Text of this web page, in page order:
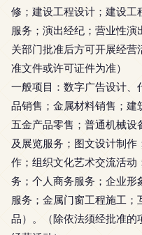
修；建设工程设计；建设
服务；演出经纪；营业性
关部门批准后方可开展经
准文件或许可证件为准）
一般项目：数字广告设计
品销售；金属材料销售；建
五金产品零售；普通机械
及展览服务；图文设计制
作；组织文化艺术交流活
务；个人商务服务；企业
服务；金属门窗工程施工
品）。（除依法须经批准